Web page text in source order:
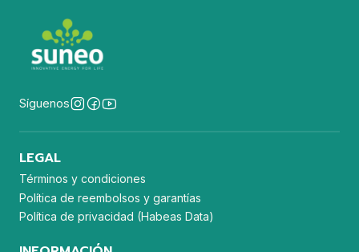
Síguenos
LEGAL
Términos y condiciones
Política de reembolsos y garantías
Política de privacidad (Habeas Data)